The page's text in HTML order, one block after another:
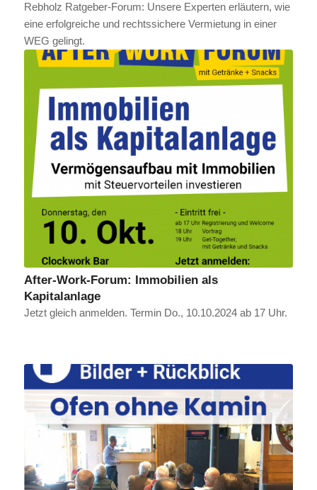
Rebholz Ratgeber-Forum: Unsere Experten erläutern, wie
eine erfolgreiche und rechtssichere Vermietung in einer
WEG gelingt.
After-Work-Forum: Immobilien als
Kapitalanlage
Jetzt gleich anmelden. Termin Do., 10.10.2024 ab 17 Uhr.